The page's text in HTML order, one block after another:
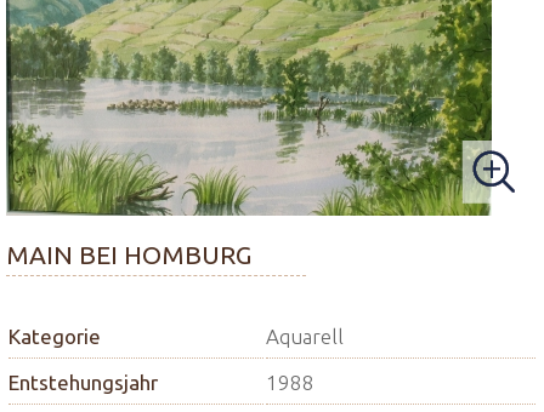
MAIN BEI HOMBURG
Kategorie
Aquarell
Entstehungsjahr
1988